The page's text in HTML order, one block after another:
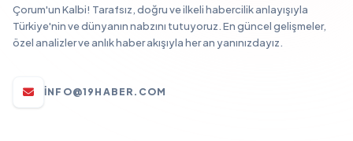
Çorum'un Kalbi! Tarafsız, doğru ve ilkeli habercilik anlayışıyla
Türkiye'nin ve dünyanın nabzını tutuyoruz. En güncel gelişmeler,
özel analizler ve anlık haber akışıyla her an yanınızdayız.
INFO@19HABER.COM